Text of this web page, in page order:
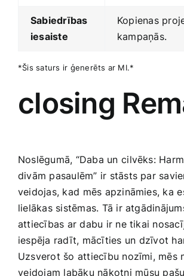
Sabiedrības
iesaiste
Kopienas
kampaņās.
*Šis saturs ir ģenerēts ar ‌MI.*
closing
Noslēgumā, “Daba un ⁣cilvēks:
divām pasaulēm” ir stāsts ‍par
veidojas, ‍kad ⁣mēs apzināmies, ka⁤
lielākas sistēmas. Tā ir
attiecības ar ‌dabu ir ne tikai
iespēja ‌radīt, mācīties⁢ un dzīvot‍
Uzsverot šo attiecību ‍nozīmi, mēs⁢
⁤veidojam labāku nākotni ⁣mūsu